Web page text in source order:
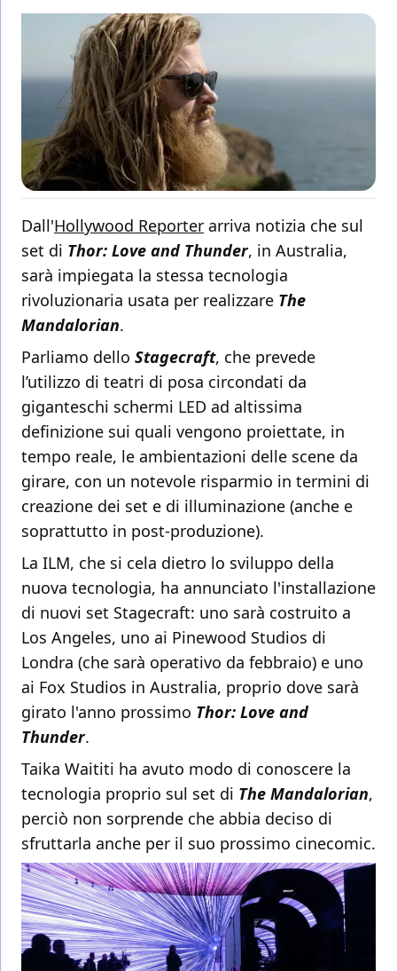
Dall'Hollywood Reporter arriva notizia che sul
set di Thor: Love and Thunder, in Australia,
sarà impiegata la stessa tecnologia
rivoluzionaria usata per realizzare The
Mandalorian.
Parliamo dello Stagecraft, che prevede
l’utilizzo di teatri di posa circondati da
giganteschi schermi LED ad altissima
definizione sui quali vengono proiettate, in
tempo reale, le ambientazioni delle scene da
girare, con un notevole risparmio in termini di
creazione dei set e di illuminazione (anche e
soprattutto in post-produzione).
La ILM, che si cela dietro lo sviluppo della
nuova tecnologia, ha annunciato l'installazione
di nuovi set Stagecraft: uno sarà costruito a
Los Angeles, uno ai Pinewood Studios di
Londra (che sarà operativo da febbraio) e uno
ai Fox Studios in Australia, proprio dove sarà
girato l'anno prossimo Thor: Love and
Thunder.
Taika Waititi ha avuto modo di conoscere la
tecnologia proprio sul set di The Mandalorian,
perciò non sorprende che abbia deciso di
sfruttarla anche per il suo prossimo cinecomic.